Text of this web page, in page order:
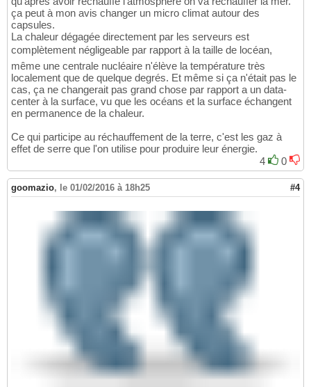
ça peut à mon avis changer un micro climat autour des
capsules.
La chaleur dégagée directement par les serveurs est
complètement négligeable par rapport à la taille de locéan,
même une centrale nucléaire n'élève la température très
localement que de quelque degrés. Et même si ça n'était pas le
cas, ça ne changerait pas grand chose par rapport a un data-
center à la surface, vu que les océans et la surface échangent
en permanence de la chaleur.
Ce qui participe au réchauffement de la terre, c'est les gaz à
effet de serre que l'on utilise pour produire leur énergie.
4
0
goomazio, le 01/02/2016 à 18h25 #4